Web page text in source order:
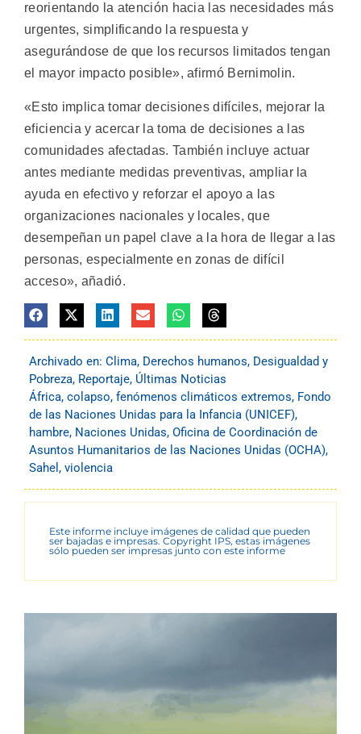
reorientando la atención hacia las necesidades más
urgentes, simplificando la respuesta y
asegurándose de que los recursos limitados tengan
el mayor impacto posible», afirmó Bernimolin.
«Esto implica tomar decisiones difíciles, mejorar la
eficiencia y acercar la toma de decisiones a las
comunidades afectadas. También incluye actuar
antes mediante medidas preventivas, ampliar la
ayuda en efectivo y reforzar el apoyo a las
organizaciones nacionales y locales, que
desempeñan un papel clave a la hora de llegar a las
personas, especialmente en zonas de difícil
acceso», añadió.
Archivado en: Clima, Derechos humanos, Desigualdad y
Pobreza, Reportaje, Últimas Noticias
África, colapso, fenómenos climáticos extremos, Fondo
de las Naciones Unidas para la Infancia (UNICEF),
hambre, Naciones Unidas, Oficina de Coordinación de
Asuntos Humanitarios de las Naciones Unidas (OCHA),
Sahel , violencia
Este informe incluye imágenes de calidad que pueden
ser bajadas e impresas. Copyright IPS, estas imágenes
sólo pueden ser impresas junto con este informe